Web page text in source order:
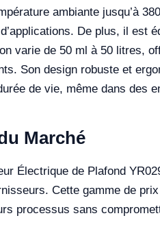
ambiante jusqu’à
De plus, il est
varie de 50 ml à 50 litres,
Son design robuste et
de vie, même dans des
Marché
Électrique de Plafond
Cette gamme de
processus sans